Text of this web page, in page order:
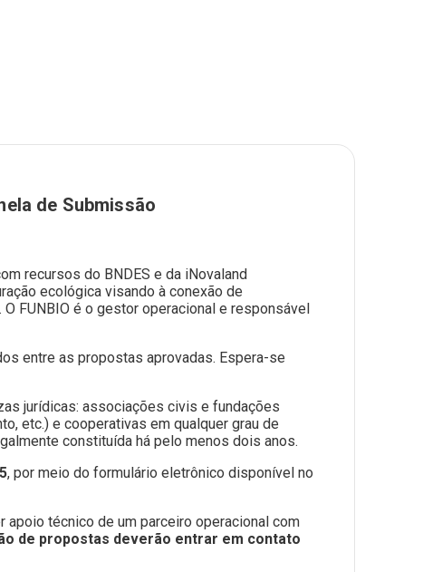
de Submissão
recursos do BNDES e da iNovaland
ecológica visando à conexão de
FUNBIO é o gestor operacional e responsável
entre as propostas aprovadas. Espera-se
jurídicas: associações civis e fundações
etc.) e cooperativas em qualquer grau de
constituída há pelo menos dois anos.
, por meio do formulário eletrônico disponível no
técnico de um parceiro operacional com
de propostas deverão entrar em contato